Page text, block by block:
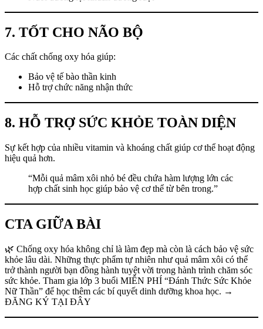
7. TỐT CHO NÃO BỘ
Các chất chống oxy hóa giúp:
Bảo vệ tế bào thần kinh
Hỗ trợ chức năng nhận thức
8. HỖ TRỢ SỨC KHỎE TOÀN DIỆN
Sự kết hợp của nhiều vitamin và khoáng chất giúp cơ thể hoạt động
hiệu quả hơn.
“Mỗi quả mâm xôi nhỏ bé đều chứa hàm lượng lớn các
hợp chất sinh học giúp bảo vệ cơ thể từ bên trong.”
CTA GIỮA BÀI
🌿 Chống oxy hóa không chỉ là làm đẹp mà còn là cách bảo vệ sức
khỏe lâu dài. Những thực phẩm tự nhiên như quả mâm xôi có thể
trở thành người bạn đồng hành tuyệt vời trong hành trình chăm sóc
sức khỏe. Tham gia lớp 3 buổi MIỄN PHÍ “Đánh Thức Sức Khỏe
Nữ Thần” để học thêm các bí quyết dinh dưỡng khoa học. →
ĐĂNG KÝ TẠI ĐÂY